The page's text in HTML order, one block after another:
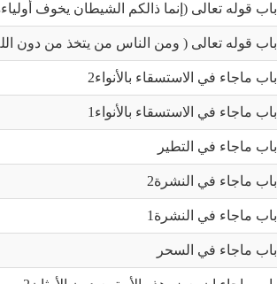
باب قوله تعالى (إنما ذالكم الشيطان يخوف
باب قوله تعالى ( ومن الناس من يتخذ من دون الله
باب ماجاء في الاستسقاء بالأنواء2
باب ماجاء في الاستسقاء بالأنواء1
باب ماجاء في التطير
باب ماجاء في النشرة2
باب ماجاء في النشرة1
باب ماجاء في السحر